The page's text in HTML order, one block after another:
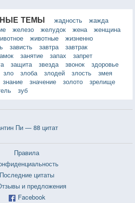
ТЕМЫ жадность
жажда
железо желудок жена
женщина
животные
жизненно
зависть завтра
завтрак
занятие запах
запрет
защита звезда звонок
здоровье
зло злоба злодей злость
змея
знание значение золото
зрелище
зуб
Пи — 88 цитат
Правила
Последние цитаты
и предложения
Facebook